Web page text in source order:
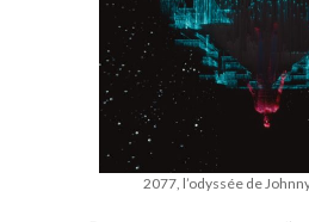
2077, l’odyssée de